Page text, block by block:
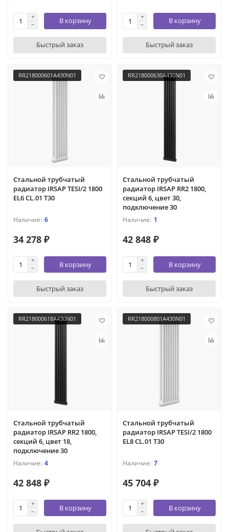
В корзину
Быстрый заказ
В корзину
Быстрый заказ
RR218000601A430N01
Стальной трубчатый
радиатор IRSAP TESI/2 1800
EL6 CL.01 T30
6
34 278 ₽
В корзину
Быстрый заказ
RR218000630A430N01
Стальной трубчатый
радиатор IRSAP RR2 1800,
секций 6, цвет 30,
подключение 30
1
42 848 ₽
В корзину
Быстрый заказ
RR218000618A430N01
Стальной трубчатый
радиатор IRSAP RR2 1800,
секций 6, цвет 18,
подключение 30
4
42 848 ₽
В корзину
RR218000801A430N01
Стальной трубчатый
радиатор IRSAP TESI/2 1800
EL8 CL.01 T30
7
45 704 ₽
В корзину